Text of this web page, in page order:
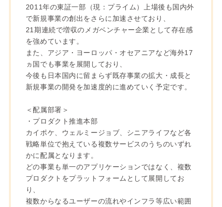
2011年の東証一部（現：プライム）上場後も国内外
で新規事業の創出をさらに加速させており、
21期連続で増収のメガベンチャー企業として存在感
を強めています。
また、アジア・ヨーロッパ・オセアニアなど海外17
ヵ国でも事業を展開しており、
今後も日本国内に留まらず既存事業の拡大・成長と
新規事業の開発を加速度的に進めていく予定です。
＜配属部署＞
・プロダクト推進本部
カイポケ、ウェルミージョブ、シニアライフなど各
戦略単位で抱えている複数サービスのうちのいずれ
かに配属となります。
どの事業も単一のアプリケーションではなく、複数
プロダクトをプラットフォームとして展開してお
り、
複数からなるユーザーの流れやインフラ等広い範囲